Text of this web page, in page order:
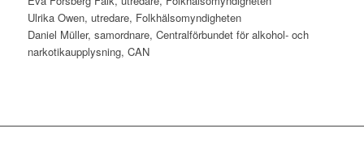
Ulrika Owen, utredare, Folkhälsomyndigheten
Daniel Müller, samordnare, Centralförbundet för alkohol- och
narkotikaupplysning, CAN